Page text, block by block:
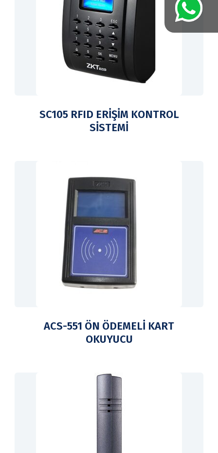
SC105 RFID ERİŞİM KONTROL
SİSTEMİ
ACS-551 ÖN ÖDEMELİ KART
OKUYUCU